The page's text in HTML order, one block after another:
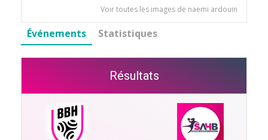
Voir toutes les images de naemi ardouin
Événements Statistiques
Résultats